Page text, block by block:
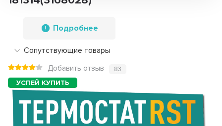
Подробнее
Сопутствующие товары
Добавить отзыв 83